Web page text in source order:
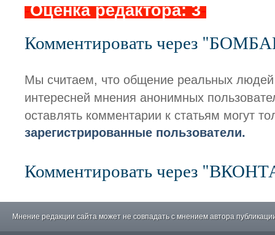
-Оценка редактора: 3-
Комментировать через
Мы считаем, что общение реальных
интересней мнения анонимных
оставлять комментарии к статьям могут
зарегистрированные пользователи.
Комментировать через
Мнение редакции сайта может не совпадать с мнением автора